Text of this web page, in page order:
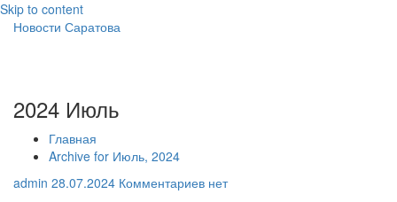
Skip to content
Новости Саратова
2024 Июль
Главная
Archive for Июль, 2024
admin 28.07.2024 Комментариев нет